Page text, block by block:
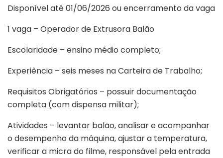
Disponível até 01/06/2026 ou encerramento da vaga
1 vaga – Operador de Extrusora Balão
Escolaridade – ensino médio completo;
Experiência – seis meses na Carteira de Trabalho;
Requisitos Obrigatórios – possuir documentação
completa (com dispensa militar);
Atividades – levantar balão, analisar e acompanhar
o desempenho da máquina, ajustar a temperatura,
verificar a micra do filme, responsável pela entrada